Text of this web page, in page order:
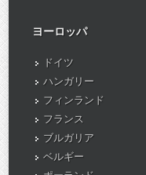
ヨーロッパ
ドイツ
ハンガリー
フィンランド
フランス
ブルガリア
ベルギー